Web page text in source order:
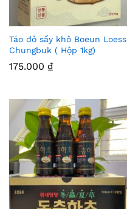
Thê
Yêu
Thíc
h
Táo đỏ sấy khô Boeun Loess
Chungbuk ( Hộp 1kg)
175.000 ₫